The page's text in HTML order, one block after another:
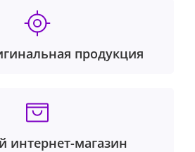
продукция
интернет-магазин